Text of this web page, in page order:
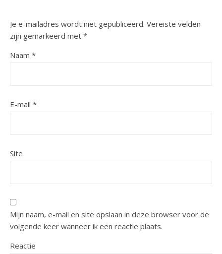
Je e-mailadres wordt niet gepubliceerd. Vereiste velden
zijn gemarkeerd met *
Naam *
E-mail *
Site
Mijn naam, e-mail en site opslaan in deze browser voor de
volgende keer wanneer ik een reactie plaats.
Reactie